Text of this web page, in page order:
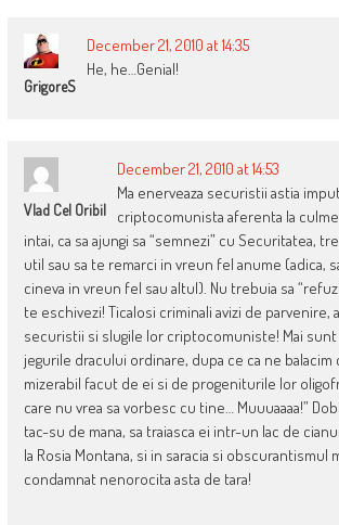
GrigoreS
December 21, 2010 at 14:35
He, he…Genial!
Vlad Cel Oribil
December 21, 2010 at 14:53
Ma enerveaza securistii astia
criptocomunista aferenta la
intai, ca sa ajungi sa “semnezi” cu Securitatea,
util sau sa te remarci in vreun fel anume (adica,
cineva in vreun fel sau altul). Nu trebuia sa
te eschivezi! Ticalosi criminali avizi de parvenire,
securistii si slugile lor criptocomuniste! Mai
jegurile dracului ordinare, dupa ce ca ne balacim
mizerabil facut de ei si de progeniturile lor
care nu vrea sa vorbesc cu tine… Muuuaaaa!”
tac-su de mana, sa traiasca ei intr-un lac de
la Rosia Montana, si in saracia si obscurantismul
condamnat nenorocita asta de tara!